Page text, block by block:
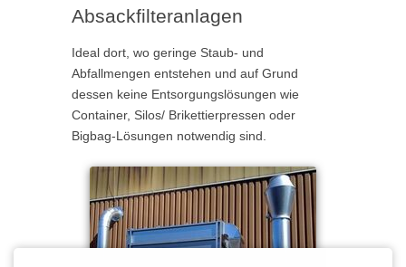
Absackfilteranlagen
Ideal dort, wo geringe Staub- und
Abfallmengen entstehen und auf Grund
dessen keine Entsorgungslösungen wie
Container, Silos/ Brikettierpressen oder
Bigbag-Lösungen notwendig sind.